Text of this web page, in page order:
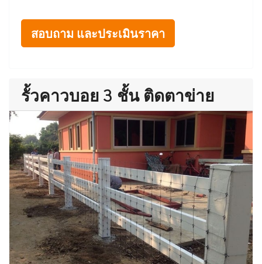
สอบถาม และประเมินราคา
รั้วคาวบอย 3 ชั้น ติดตาข่าย